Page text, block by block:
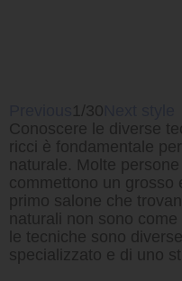
1/30
Conoscere le diverse
ricci è fondamentale
naturale. Molte
commettono un grosso
primo salone che
naturali non sono come
le tecniche sono
specializzato e di uno